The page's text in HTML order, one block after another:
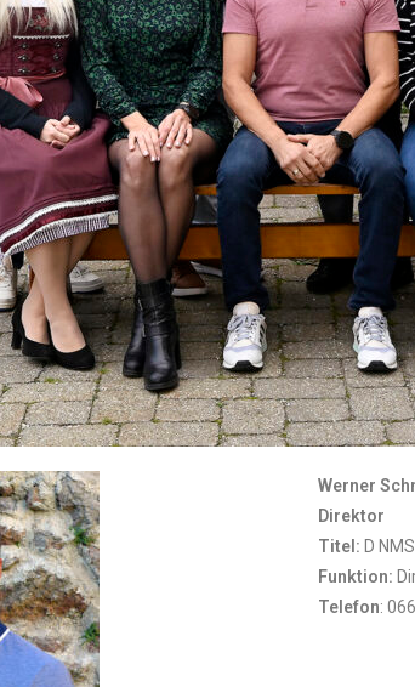
Werner
Direktor
Titel: D NMS
Funktion:
Telefon: